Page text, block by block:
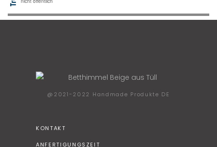
@2021-2022 Handmade Produkte DE
KONTAKT
ANFERTIGUNGSZEIT